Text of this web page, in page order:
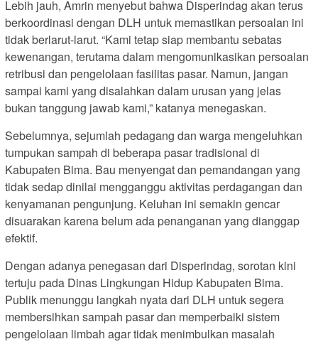
Lebih jauh, Amrin menyebut bahwa Disperindag akan terus
berkoordinasi dengan DLH untuk memastikan persoalan ini
tidak berlarut-larut. “Kami tetap siap membantu sebatas
kewenangan, terutama dalam mengomunikasikan persoalan
retribusi dan pengelolaan fasilitas pasar. Namun, jangan
sampai kami yang disalahkan dalam urusan yang jelas
bukan tanggung jawab kami,” katanya menegaskan.
Sebelumnya, sejumlah pedagang dan warga mengeluhkan
tumpukan sampah di beberapa pasar tradisional di
Kabupaten Bima. Bau menyengat dan pemandangan yang
tidak sedap dinilai mengganggu aktivitas perdagangan dan
kenyamanan pengunjung. Keluhan ini semakin gencar
disuarakan karena belum ada penanganan yang dianggap
efektif.
Dengan adanya penegasan dari Disperindag, sorotan kini
tertuju pada Dinas Lingkungan Hidup Kabupaten Bima.
Publik menunggu langkah nyata dari DLH untuk segera
membersihkan sampah pasar dan memperbaiki sistem
pengelolaan limbah agar tidak menimbulkan masalah